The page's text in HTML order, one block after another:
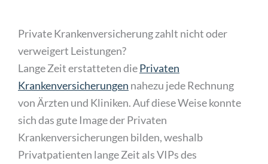
Private Krankenversicherung zahlt nicht oder
verweigert Leistungen?
Lange Zeit erstatteten diePrivaten
Krankenversicherungen nahezu jede Rechnung
von Ärzten und Kliniken.Auf diese Weise konnte
sich das gute Image der Privaten
Krankenversicherungen bilden, weshalb
Privatpatienten lange Zeit als VIPs des